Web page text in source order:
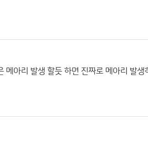
아리 발생 할듯 하면 진짜로 메아리 발